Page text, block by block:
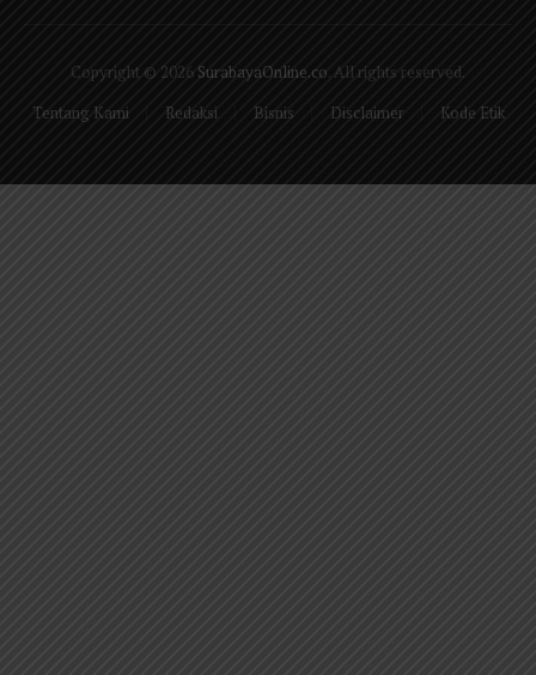
Copyright © 2026 SurabayaOnline.co. All rights reserved.
Tentang Kami
Redaksi Bisnis Disclaimer Kode Etik